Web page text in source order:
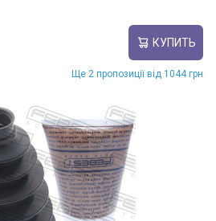
КУПИТЬ
Ще 2 пропозиції від 1044 грн